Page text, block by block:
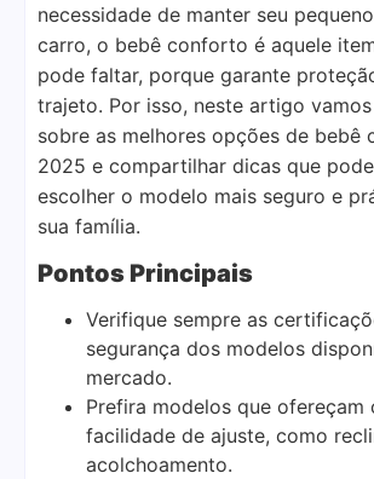
necessidade de manter seu
carro, o bebê conforto é aquele
pode faltar, porque garante
trajeto. Por isso, neste artigo
sobre as melhores opções de bebê
2025 e compartilhar dicas que
escolher o modelo mais seguro e
sua família.
Pontos Principais
Verifique sempre as
segurança dos modelos
mercado.
Prefira modelos que
facilidade de ajuste, como
acolchoamento.